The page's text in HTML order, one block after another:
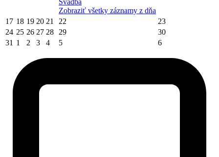
Zobraziť všetky záznamy z dňa
17 18 19 20 21 22
23
24 25 26 27 28 29
30
31 1 2 3 4 5 6